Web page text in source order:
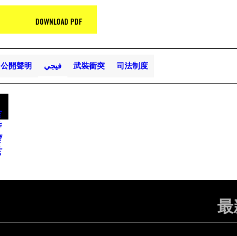
DOWNLOAD PDF
公開聲明 فيجي 武裝衝突 司法制度
最